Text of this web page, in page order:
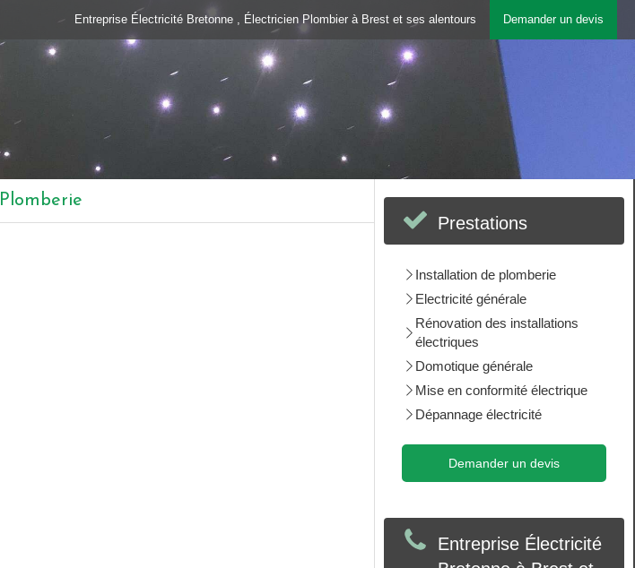
Demander un devis
Entreprise Électricité Bretonne , Électricien Plombier à Brest et ses alentours
Plomberie
Prestations
Installation de plomberie
Electricité générale
Rénovation des installations
électriques
Domotique générale
Mise en conformité électrique
Dépannage électricité
Demander un devis
Entreprise Électricité